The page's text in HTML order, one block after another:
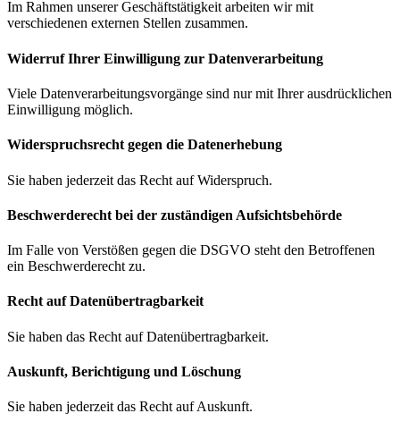
Im Rahmen unserer Geschäftstätigkeit arbeiten wir mit
verschiedenen externen Stellen zusammen.
Widerruf Ihrer Einwilligung zur Datenverarbeitung
Viele Datenverarbeitungsvorgänge sind nur mit Ihrer ausdrücklichen
Einwilligung möglich.
Widerspruchsrecht gegen die Datenerhebung
Sie haben jederzeit das Recht auf Widerspruch.
Beschwerde­recht bei der zuständigen Aufsichts­behörde
Im Falle von Verstößen gegen die DSGVO steht den Betroffenen
ein Beschwerderecht zu.
Recht auf Daten­übertrag­barkeit
Sie haben das Recht auf Datenübertragbarkeit.
Auskunft, Berichtigung und Löschung
Sie haben jederzeit das Recht auf Auskunft.